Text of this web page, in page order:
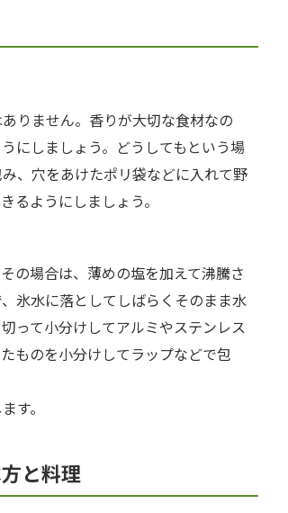
りません。香りが大切な食材なの
にしましょう。どうしてもという場
、穴をあけたポリ袋などに入れて野
るようにしましょう。
の場合は、薄めの塩を加えて沸騰さ
氷水に落としてしばらくそのまま水
って小分けしてアルミやステンレス
ものを小分けしてラップなどで包
す。
と料理